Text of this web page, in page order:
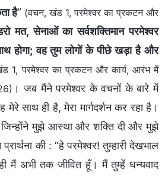
है” (वचन, खंड 1, परमेश्वर का प्रकटन और
मत, सेनाओं का सर्वशक्तिमान परमेश्वर
होगा; वह तुम लोगों के पीछे खड़ा है और
1, परमेश्वर का प्रकटन और कार्य, आरंभ में
। जब मैंने परमेश्वर के वचनों के बारे में
साथ ही है, मेरा मार्गदर्शन कर रहा है।
मुझे आस्था और शक्ति दी और मुझे
की : “हे परमेश्वर! तुम्हारी देखभाल
मैं अभी तक जीवित हूँ। मैं तुम्हें धन्यवाद